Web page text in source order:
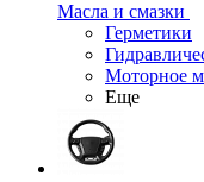
Масла и смазки
Герметики
Моторное
Еще